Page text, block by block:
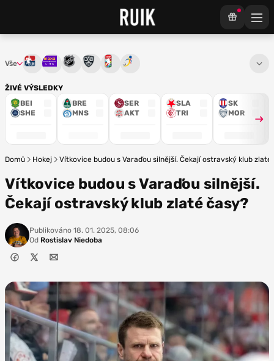
ŽIVÉ VÝSLEDKY
BEI
SHE
BRE
MNS
SER
AKT
SLA
TRI
SK
MOR
Vše Tipsport extraliga
Maxa ligaNHL KHL Mistrovství světa
Domů Hokej Vítkovice budou s Varaďou silnější. Čekají ostravský klub zlaté
Vítkovice budou s Varaďou silnější.
Čekají ostravský klub zlaté časy?
Publikováno 18. 01. 2025, 08:06
Od Rostislav Niedoba